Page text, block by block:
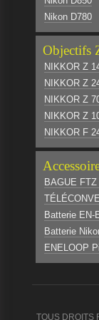
Nikon D780
Objectifs
NIKKOR Z
NIKKOR Z
NIKKOR Z
NIKKOR Z
NIKKOR F
BAGUE
Batterie EN-
Batterie
ENELOOP
TOUS DROITS